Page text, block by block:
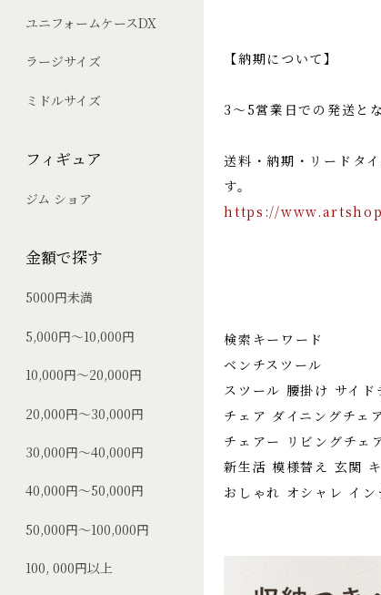
ユニフォームケースDX
ラージサイズ
ミドルサイズ
フィギュア
ジム ショア
金額で探す
5000円未満
5,000円～10,000円
10,000円～20,000円
20,000円～30,000円
30,000円～40,000円
40,000円～50,000円
50,000円～100,000円
100, 000円以上
【納期について】
3〜5営業日での発送とな
送料・納期・リードタ
す。
https://
検索キーワード
ベンチスツール
スツール 腰掛け サイ
チェア ダイニングチェ
チェアー リビングチェ
新生活 模様替え 玄関
おしゃれ オシャレ イン